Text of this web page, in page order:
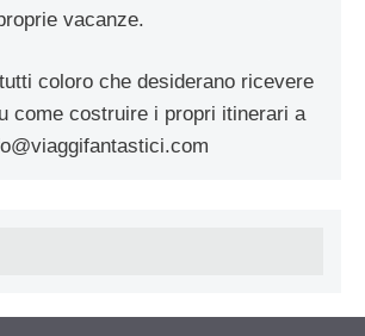
vacanze.
coloro che desiderano ricevere
come costruire i propri itinerari a